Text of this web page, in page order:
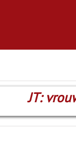
JT: